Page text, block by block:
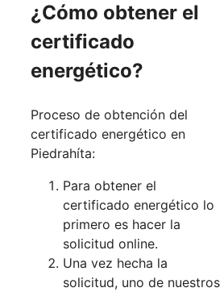
¿Cómo obtener el
certificado
energético?
Proceso de obtención del
certificado energético en
Piedrahíta:
Para obtener el
certificado energético lo
primero es hacer la
solicitud online.
Una vez hecha la
solicitud, uno de nuestros